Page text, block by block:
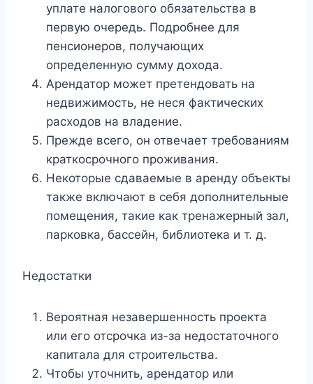
уплате налогового обязательства в
первую очередь. Подробнее для
пенсионеров, получающих
определенную сумму дохода.
Арендатор может претендовать на
недвижимость, не неся фактических
расходов на владение.
Прежде всего, он отвечает требованиям
краткосрочного проживания.
Некоторые сдаваемые в аренду объекты
также включают в себя дополнительные
помещения, такие как тренажерный зал,
парковка, бассейн, библиотека и т. д.
Недостатки
Вероятная незавершенность проекта
или его отсрочка из-за недостаточного
капитала для строительства.
Чтобы уточнить, арендатор или